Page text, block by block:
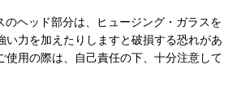
のヘッド部分は、ヒュージング・ガラスを
い力を加えたりしますと破損する恐れがあ
使用の際は、自己責任の下、十分注意して